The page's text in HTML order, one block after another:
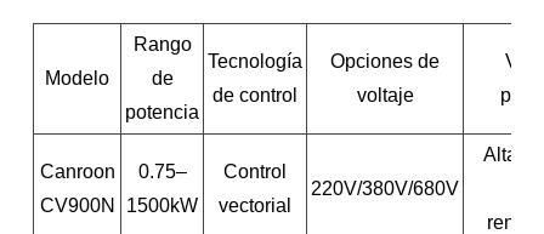
Modelo
Rango
de
potencia
Tecnología
de control
Opciones de
voltaje
Canroon
CV900N
0.75–
1500kW
Control
vectorial
220V/380V/680V
Alta